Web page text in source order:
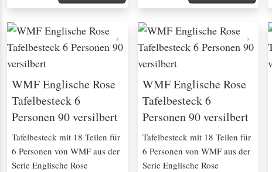
WMF Englische Rose
Tafelbesteck 6
Personen 90 versilbert
Tafelbesteck mit 18 Teilen für
6 Personen von WMF aus der
Serie Englische Rose
WMF Englische Rose
Tafelbesteck 6
Personen 90 versilbert
Tafelbesteck mit 18 Teilen für
6 Personen von WMF aus der
Serie Englische Rose